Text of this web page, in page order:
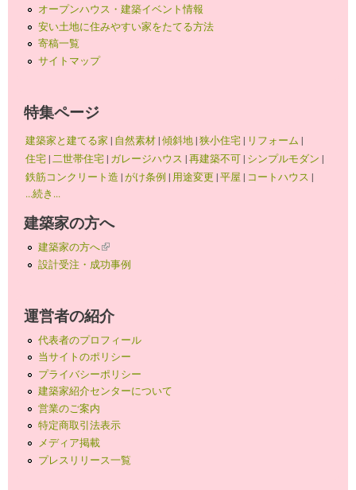
オープンハウス・建築イベント情報
安い土地に住みやすい家をたてる方法
寄稿一覧
サイトマップ
特集ページ
建築家と建てる家 | 自然素材|傾斜地|狭小住宅| リフォーム |
住宅|二世帯住宅| ガレージハウス |再建築不可| シンプルモダン |
鉄筋コンクリート造 |がけ条例 | 用途変更 |平屋 | コートハウス |
...続き...
建築家の方へ
建築家の方へ(link is external)
設計受注・成功事例
運営者の紹介
代表者のプロフィール
当サイトのポリシー
プライバシーポリシー
建築家紹介センターについて
営業のご案内
特定商取引法表示
メディア掲載
プレスリリース一覧